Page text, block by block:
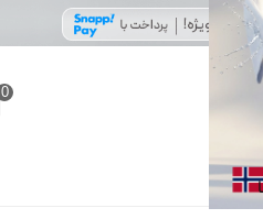
0